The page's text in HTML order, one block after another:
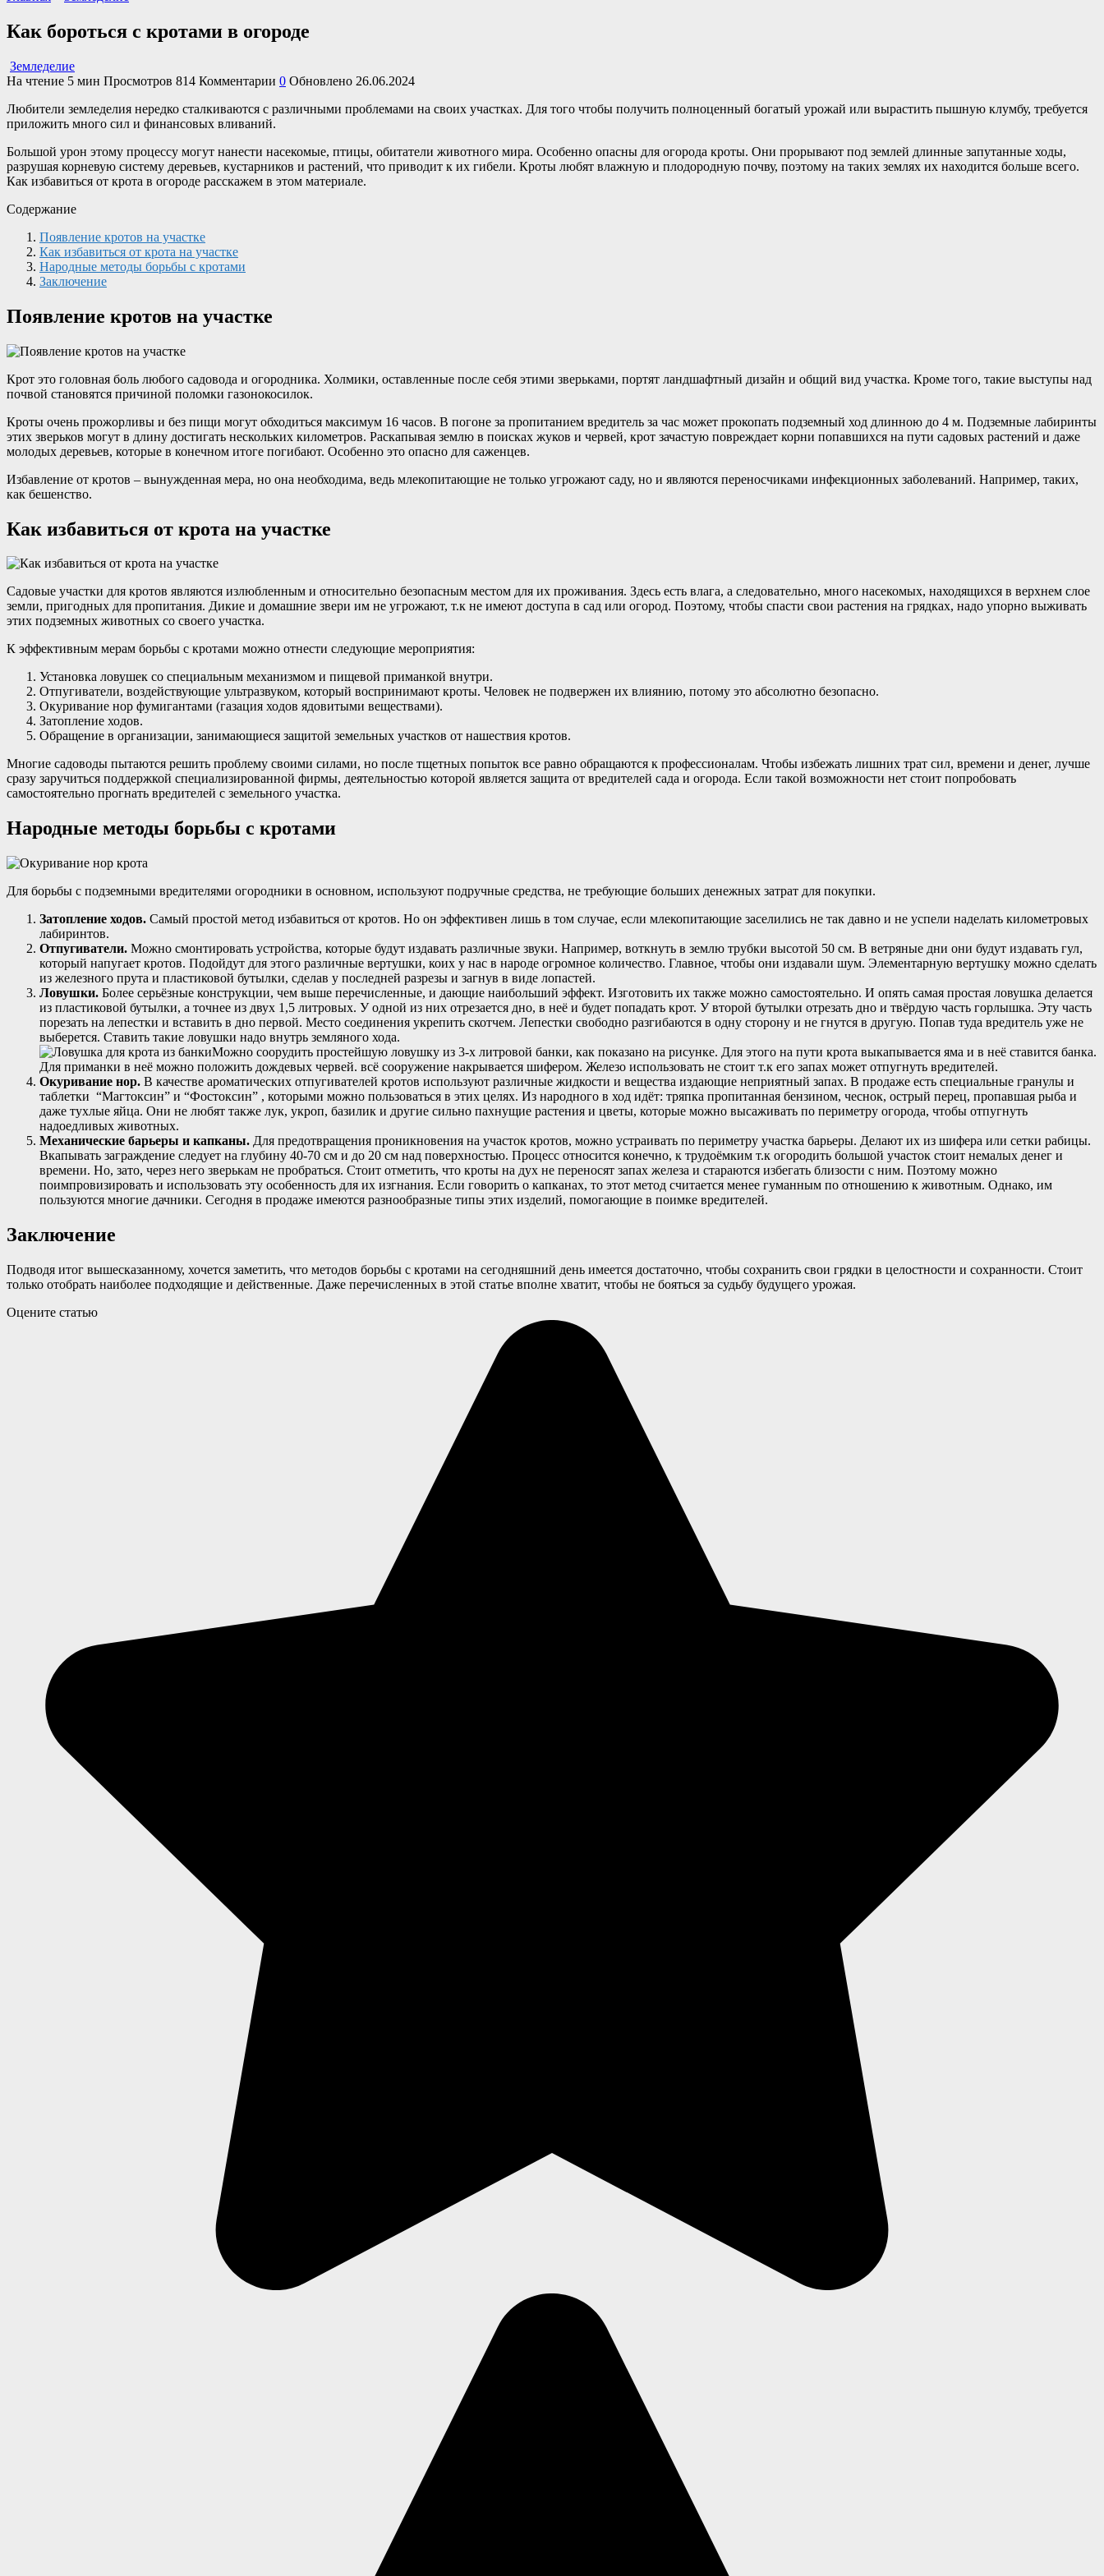
Как бороться с кротами в огороде
Земледелие
На чтение 5 мин Просмотров 814 Комментарии 0 Обновлено 26.06.2024
Любители земледелия нередко сталкиваются с различными проблемами на своих участках. Для того чтобы получить полноценный богатый урожай или вырастить пышную клумбу, требуется
приложить много сил и финансовых вливаний.
Большой урон этому процессу могут нанести насекомые, птицы, обитатели животного мира. Особенно опасны для огорода кроты. Они прорывают под землей длинные запутанные ходы,
разрушая корневую систему деревьев, кустарников и растений, что приводит к их гибели. Кроты любят влажную и плодородную почву, поэтому на таких землях их находится больше всего.
Как избавиться от крота в огороде расскажем в этом материале.
Содержание
Появление кротов на участке
Как избавиться от крота на участке
Народные методы борьбы с кротами
Заключение
Появление кротов на участке
Крот это головная боль любого садовода и огородника. Холмики, оставленные после себя этими зверьками, портят ландшафтный дизайн и общий вид участка. Кроме того, такие выступы над
почвой становятся причиной поломки газонокосилок.
Кроты очень прожорливы и без пищи могут обходиться максимум 16 часов. В погоне за пропитанием вредитель за час может прокопать подземный ход длинною до 4 м. Подземные лабиринты
этих зверьков могут в длину достигать нескольких километров. Раскапывая землю в поисках жуков и червей, крот зачастую повреждает корни попавшихся на пути садовых растений и даже
молодых деревьев, которые в конечном итоге погибают. Особенно это опасно для саженцев.
Избавление от кротов – вынужденная мера, но она необходима, ведь млекопитающие не только угрожают саду, но и являются переносчиками инфекционных заболеваний. Например, таких,
как бешенство.
Как избавиться от крота на участке
Садовые участки для кротов являются излюбленным и относительно безопасным местом для их проживания. Здесь есть влага, а следовательно, много насекомых, находящихся в верхнем слое
земли, пригодных для пропитания. Дикие и домашние звери им не угрожают, т.к не имеют доступа в сад или огород. Поэтому, чтобы спасти свои растения на грядках, надо упорно выживать
этих подземных животных со своего участка.
К эффективным мерам борьбы с кротами можно отнести следующие мероприятия:
Установка ловушек со специальным механизмом и пищевой приманкой внутри.
Отпугиватели, воздействующие ультразвуком, который воспринимают кроты. Человек не подвержен их влиянию, потому это абсолютно безопасно.
Окуривание нор фумигантами (газация ходов ядовитыми веществами).
Затопление ходов.
Обращение в организации, занимающиеся защитой земельных участков от нашествия кротов.
Многие садоводы пытаются решить проблему своими силами, но после тщетных попыток все равно обращаются к профессионалам. Чтобы избежать лишних трат сил, времени и денег, лучше
сразу заручиться поддержкой специализированной фирмы, деятельностью которой является защита от вредителей сада и огорода. Если такой возможности нет стоит попробовать
самостоятельно прогнать вредителей с земельного участка.
Народные методы борьбы с кротами
Для борьбы с подземными вредителями огородники в основном, используют подручные средства, не требующие больших денежных затрат для покупки.
Затопление ходов. Самый простой метод избавиться от кротов. Но он эффективен лишь в том случае, если млекопитающие заселились не так давно и не успели наделать километровых
лабиринтов.
Отпугиватели. Можно смонтировать устройства, которые будут издавать различные звуки. Например, воткнуть в землю трубки высотой 50 см. В ветряные дни они будут издавать гул,
который напугает кротов. Подойдут для этого различные вертушки, коих у нас в народе огромное количество. Главное, чтобы они издавали шум. Элементарную вертушку можно сделать
из железного прута и пластиковой бутылки, сделав у последней разрезы и загнув в виде лопастей.
Ловушки. Более серьёзные конструкции, чем выше перечисленные, и дающие наибольший эффект. Изготовить их также можно самостоятельно. И опять самая простая ловушка делается
из пластиковой бутылки, а точнее из двух 1,5 литровых. У одной из них отрезается дно, в неё и будет попадать крот. У второй бутылки отрезать дно и твёрдую часть горлышка. Эту часть
порезать на лепестки и вставить в дно первой. Место соединения укрепить скотчем. Лепестки свободно разгибаются в одну сторону и не гнутся в другую. Попав туда вредитель уже не
выберется. Ставить такие ловушки надо внутрь земляного хода.
Можно соорудить простейшую ловушку из 3-х литровой банки, как показано на рисунке. Для этого на пути крота выкапывается яма и в неё ставится банка.
Для приманки в неё можно положить дождевых червей. всё сооружение накрывается шифером. Железо использовать не стоит т.к его запах может отпугнуть вредителей.
Окуривание нор. В качестве ароматических отпугивателей кротов используют различные жидкости и вещества издающие неприятный запах. В продаже есть специальные гранулы и
таблетки “Магтоксин” и “Фостоксин” , которыми можно пользоваться в этих целях. Из народного в ход идёт: тряпка пропитанная бензином, чеснок, острый перец, пропавшая рыба и
даже тухлые яйца. Они не любят также лук, укроп, базилик и другие сильно пахнущие растения и цветы, которые можно высаживать по периметру огорода, чтобы отпугнуть
надоедливых животных.
Механические барьеры и капканы. Для предотвращения проникновения на участок кротов, можно устраивать по периметру участка барьеры. Делают их из шифера или сетки рабицы.
Вкапывать заграждение следует на глубину 40-70 см и до 20 см над поверхностью. Процесс относится конечно, к трудоёмким т.к огородить большой участок стоит немалых денег и
времени. Но, зато, через него зверькам не пробраться. Стоит отметить, что кроты на дух не переносят запах железа и стараются избегать близости с ним. Поэтому можно
поимпровизировать и использовать эту особенность для их изгнания. Если говорить о капканах, то этот метод считается менее гуманным по отношению к животным. Однако, им
пользуются многие дачники. Сегодня в продаже имеются разнообразные типы этих изделий, помогающие в поимке вредителей.
Заключение
Подводя итог вышесказанному, хочется заметить, что методов борьбы с кротами на сегодняшний день имеется достаточно, чтобы сохранить свои грядки в целостности и сохранности. Стоит
только отобрать наиболее подходящие и действенные. Даже перечисленных в этой статье вполне хватит, чтобы не бояться за судьбу будущего урожая.
Оцените статью